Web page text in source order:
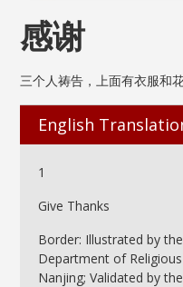
感谢
三个人祷告，上面有衣服和
English
1
Give Thanks
Border: Illustrated by
Department of
Nanjing; Validated by